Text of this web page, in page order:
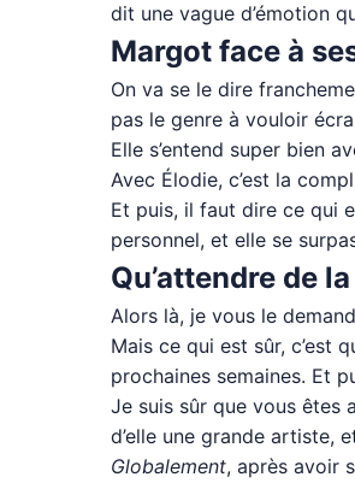
dit une vague d’émotion
Margot face à
On va se le dire
pas le genre à vouloir
Elle s’entend super bien
Avec Élodie, c’est la
Et puis, il faut dire ce qui
personnel, et elle se
Qu’attendre de
Alors là, je vous le
Mais ce qui est sûr, c’est
prochaines semaines. Et
Je suis sûr que vous êtes
d’elle une grande artiste,
Globalement, après avoir